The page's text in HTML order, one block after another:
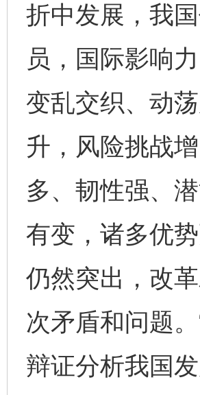
折中发展，我
员，国际影响
变乱交织、动
升，风险挑战
多、韧性强、
有变，诸多优
仍然突出，改
次矛盾和问题
辩证分析我国